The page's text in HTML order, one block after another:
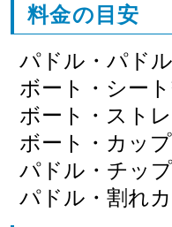
料金の目安
パドル・パド
ボート・シー
ボート・スト
ボート・カッ
パドル・チッ
パドル・割れ